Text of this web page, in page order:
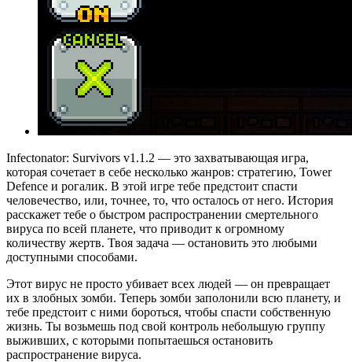
Infectonator: Survivors v1.1.2 — это захватывающая игра,
которая сочетает в себе несколько жанров: стратегию, Tower
Defence и рогалик. В этой игре тебе предстоит спасти
человечество, или, точнее, то, что осталось от него. История
расскажет тебе о быстром распространении смертельного
вируса по всей планете, что приводит к огромному
количеству жертв. Твоя задача — остановить это любыми
доступными способами.
Этот вирус не просто убивает всех людей — он превращает
их в злобных зомби. Теперь зомби заполонили всю планету, и
тебе предстоит с ними бороться, чтобы спасти собственную
жизнь. Ты возьмешь под свой контроль небольшую группу
выживших, с которыми попытаешься остановить
распространение вируса.